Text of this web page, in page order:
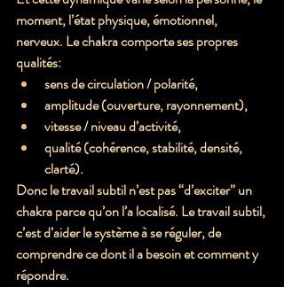
moment, l’état physique, émotionnel,
nerveux. Le chakra comporte ses propres
qualités:
sens de circulation / polarité,
amplitude (ouverture, rayonnement),
vitesse / niveau d’activité,
qualité (cohérence, stabilité, densité,
clarté).
Donc le travail subtil n’est pas “d’exciter” un
chakra parce qu’on l’a localisé. Le travail subtil,
c’est d’aider le système à se réguler, de
comprendre ce dont il a besoin et comment y
répondre.